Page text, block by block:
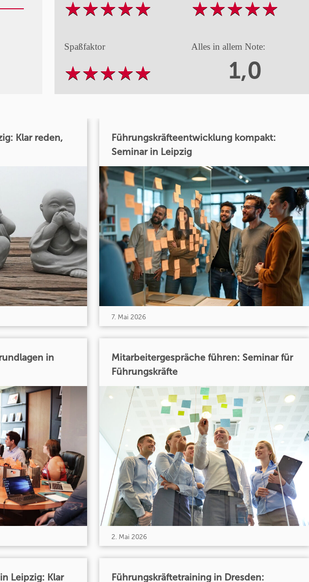
Spaßfaktor Alles in allem Note:
1,0
Klar reden,
in
Leipzig: Klar
Führungskräfteentwicklung kompakt:
Seminar in Leipzig
7. Mai 2026
Mitarbeitergespräche führen: Seminar für
Führungskräfte
2. Mai 2026
Führungskräftetraining in Dresden: